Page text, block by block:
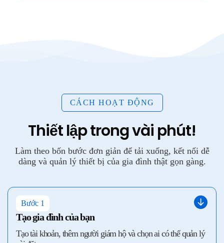
CÁCH HOẠT ĐỘNG
Thiết lập trong vài phút!
Làm theo bốn bước đơn giản để tải xuống, kết nối dễ
dàng và quản lý thiết bị của gia đình thật gọn gàng.
Bước 1
Tạo gia đình của bạn
Tạo tài khoản, thêm người giám hộ và chọn ai có thể quản lý